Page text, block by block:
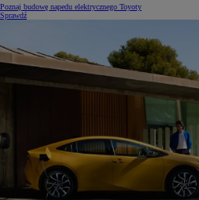
Poznaj budowę napedu elektrycznego Toyoty
Sprawdź